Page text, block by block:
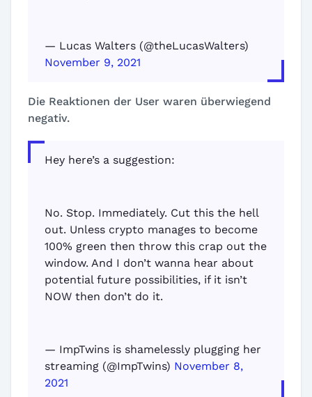
— Lucas Walters (@theLucasWalters)
November 9, 2021
Die Reaktionen der User waren überwiegend
negativ.
Hey here’s a suggestion:
No. Stop. Immediately. Cut this the hell
out. Unless crypto manages to become
100% green then throw this crap out the
window. And I don’t wanna hear about
potential future possibilities, if it isn’t
NOW then don’t do it.
— ImpTwins is shamelessly plugging her
streaming (@ImpTwins) November 8,
2021